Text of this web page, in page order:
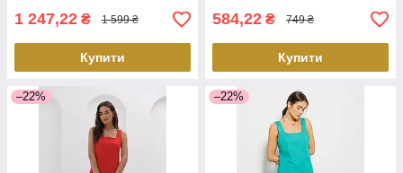
1 247,22 ₴ 1 599 ₴
Купити
584,22 ₴ 749 ₴
Купити
–22% –22%